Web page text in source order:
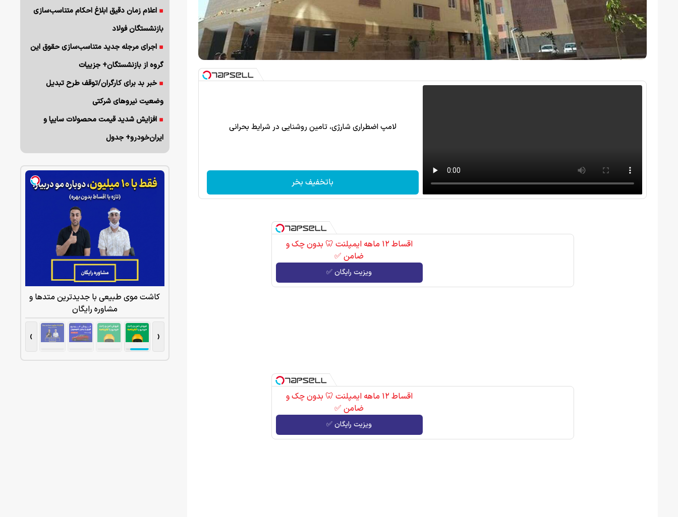
لامپ اضطراری شارژی، تامین روشنایی در شرایط بحرانی
باتخفیف بخر
اقساط ۱۲ ماهه ایمپلنت 🦷 بدون چک و
ضامن ✅
ویزیت رایگان ✅
اقساط ۱۲ ماهه ایمپلنت 🦷 بدون چک و
ضامن ✅
ویزیت رایگان ✅
اعلام زمان دقیق ابلاغ احکام متناسب‌سازی
بازنشستگان فولاد
اجرای مرجله جدید متناسب‌سازی حقوق این
گروه از بازنشستگان+ جزییات
خبر بد برای کارگران/توقف طرح تبدیل
وضعیت نیروهای شرکتی
افزایش شدید قیمت محصولات سایپا و
ایران‌خودرو+ جدول
کاشت موی طبیعی با جدیدترین متدها و
مشاوره رایگان
‹
›